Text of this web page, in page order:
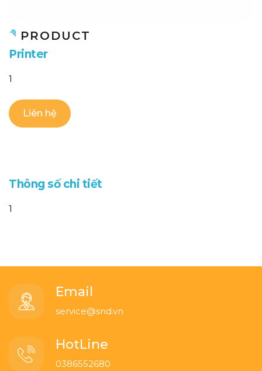
PRODUCT
Printer
1
Liên hệ
Thông số chi tiết
1
Email
service@snd.vn
HotLine
0386552680